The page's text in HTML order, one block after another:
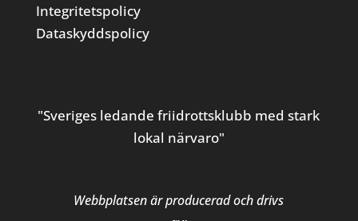
Integritetspolicy
Dataskyddspolicy
"Sveriges ledande friidrottsklubb med stark
lokal närvaro"
Webbplatsen är producerad och drivs